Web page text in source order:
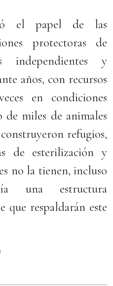
el papel de las
protectoras de
independientes y
años, con recursos
en condiciones
de miles de animales
refugios,
de esterilización y
no la tienen, incluso
una estructura
que respaldarán este